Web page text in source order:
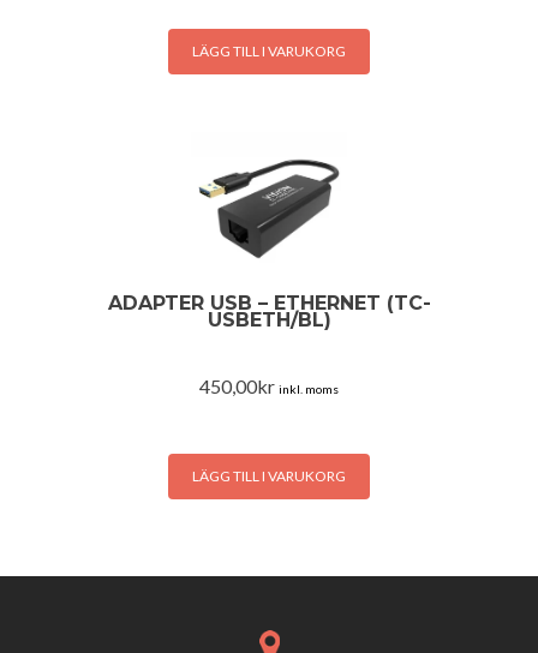
LÄGG TILL I VARUKORG
ADAPTER USB – ETHERNET (TC-
USBETH/BL)
450,00kr inkl. moms
LÄGG TILL I VARUKORG